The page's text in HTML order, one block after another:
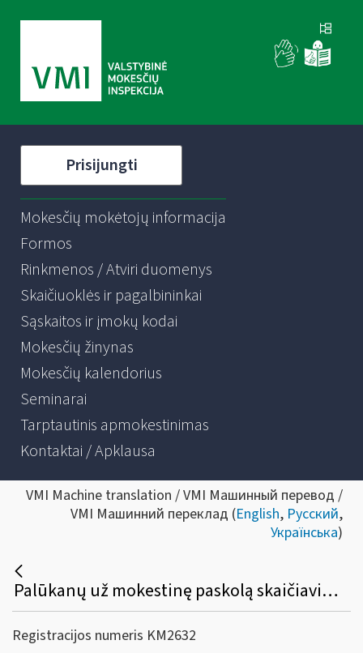
Prisijungti
Mokesčių mokėtojų informacija
Formos
Rinkmenos / Atviri duomenys
Skaičiuoklės ir pagalbininkai
Sąskaitos ir įmokų kodai
Mokesčių žinynas
Mokesčių kalendorius
Seminarai
Tarptautinis apmokestinimas
Kontaktai / Apklausa
VMI Machine translation / VMI Машинный перевод /
VMI Машинний переклад (English, Русский,
Українська)
Palūkanų už mokestinę paskolą skaičiavimas ir jų dydžiai
Registracijos numeris KM2632